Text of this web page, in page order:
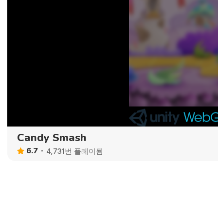
Candy Smash
6.7 4,731번 플레이됨